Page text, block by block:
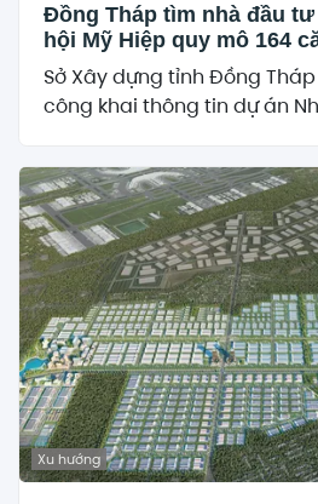
Đồng Tháp tìm nhà đầu
hội Mỹ Hiệp quy mô 164
Sở Xây dựng tỉnh Đồng
công khai thông tin dự án
Xu hướng